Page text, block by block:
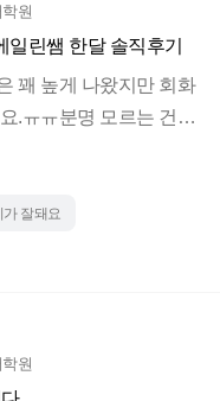
어 얘가 이런 뜻으로
이해하는 것이 아니라
제가 직접 적용해 보게
제대로 이해한 게 맞나
영어에 대한 애정과
이에요…
학원
린쌤 한달 솔직후기
꽤 높게 나왔지만 회화
.ㅠㅠ분명 모르는 건
말하면 저는 에일린쌤
록했습니다ㅎㅎ
장을 외우고 내뱉는 수
의 문장과 콜로케이션
가 잘돼요
학원